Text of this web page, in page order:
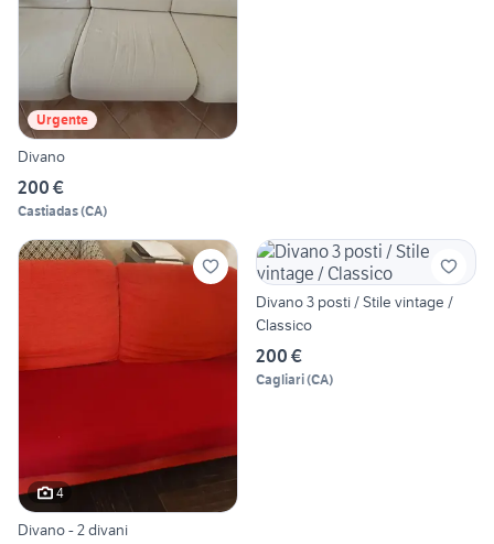
Urgente
Divano
200 €
Castiadas(CA)
4
Divano - 2 divani
Divano 3 posti / Stile vintage /
Classico
200 €
Cagliari(CA)